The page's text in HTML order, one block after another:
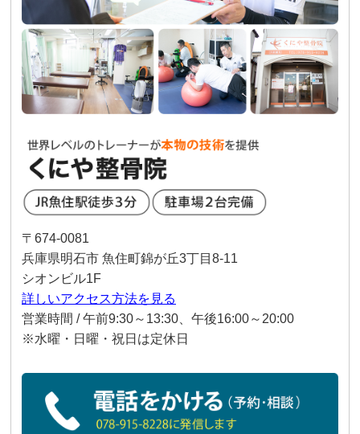
〒674-0081
兵庫県明石市 魚住町錦が丘3丁目8-11
シオンビル1F
詳しいアクセス方法を見る
営業時間 / 午前9:30～13:30、午後16:00～20:00
※水曜・日曜・祝日は定休日